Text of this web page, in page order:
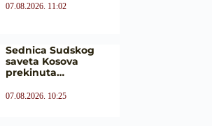
07.08.2026. 11:02
Sednica Sudskog
saveta Kosova
prekinuta…
07.08.2026. 10:25